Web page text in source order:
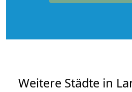
Weitere Städte in